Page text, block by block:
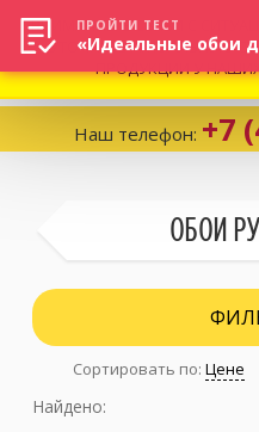
Избранное:
Каталог
Наш телефон: +7
ОБОИ
Сортировать по: Цене
Найдено:
ВНИМАНИЕ! В СВЯЗИ С
УТОЧНЯТЬ АКТУАЛЬНУЮ
ПРОДУКЦИИ У
ПРОЙТИ ТЕСТ